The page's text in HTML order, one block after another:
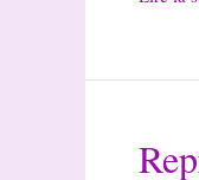
et